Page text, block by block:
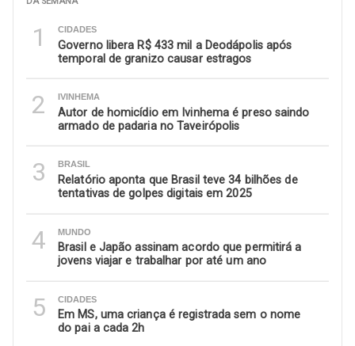
1 CIDADES
Governo libera R$ 433 mil a Deodápolis após
temporal de granizo causar estragos
2 IVINHEMA
Autor de homicídio em Ivinhema é preso saindo
armado de padaria no Taveirópolis
3 BRASIL
Relatório aponta que Brasil teve 34 bilhões de
tentativas de golpes digitais em 2025
4 MUNDO
Brasil e Japão assinam acordo que permitirá a
jovens viajar e trabalhar por até um ano
5 CIDADES
Em MS, uma criança é registrada sem o nome
do pai a cada 2h